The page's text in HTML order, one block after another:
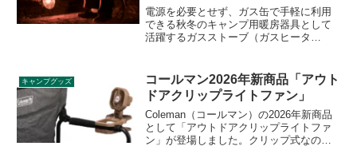
電源を必要とせず、ガス缶で手軽に利用
できる秋冬のキャンプ用暖房器具として
活躍するガスストーブ（ガスヒータ
い、イワタニ、センゴクアラジン、
KOVEAなどメーカーごとの比較と共に、
おすすめの10製品をご紹介します。
キャンプグッズ
コールマン2026年新商品「アウト
ドアクリップライトファン」
Coleman（コールマン）の2026年新商品
として「アウトドアクリップライトファ
ン」が登場しました。クリップ式なので